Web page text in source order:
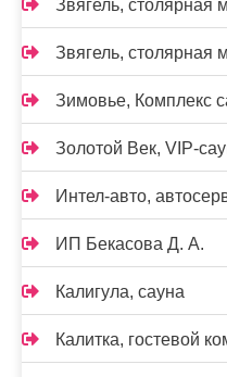
Звягель, столярная
Звягель, столярная
Зимовье, Комплекс
Золотой Век, VIP-
Интел-авто,
ИП Бекасова Д. А.
Калигула, сауна
Калитка, гостевой